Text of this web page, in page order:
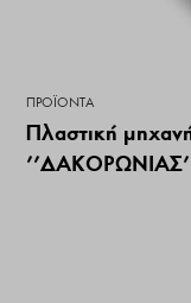
ΠΡΟΪΌΝΤΑ
Πλαστική